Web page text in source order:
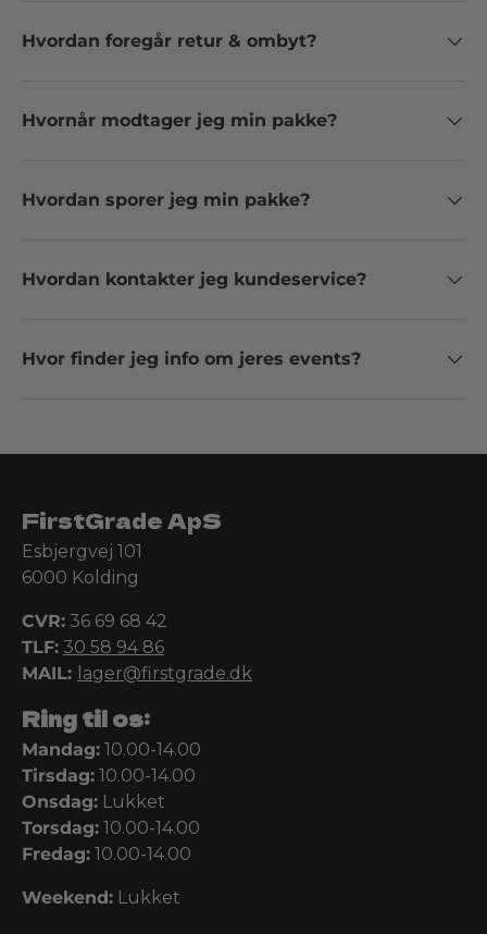
Hvordan foregår retur & ombyt?
Hvornår modtager jeg min pakke?
Hvordan sporer jeg min pakke?
Hvordan kontakter jeg kundeservice?
Hvor finder jeg info om jeres events?
FirstGrade ApS
Esbjergvej 101
6000 Kolding
CVR: 36 69 68 42
TLF: 30 58 94 86
MAIL: lager@firstgrade.dk
Ring til os:
Mandag: 10.00-14.00
Tirsdag: 10.00-14.00
Onsdag: Lukket
Torsdag: 10.00-14.00
Fredag: 10.00-14.00
Weekend: Lukket